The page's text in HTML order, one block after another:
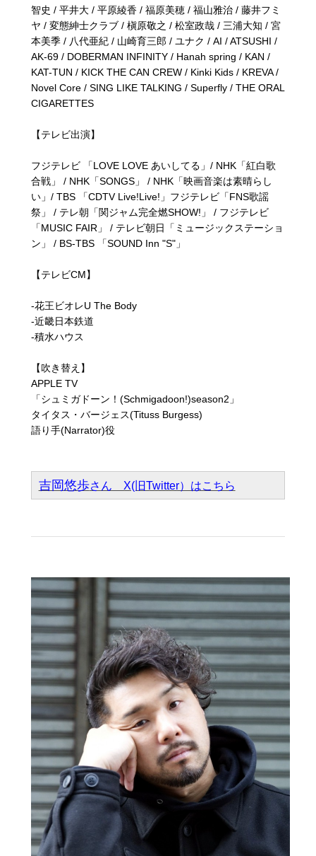
智史 / 平井大 / 平原綾香 / 福原美穂 / 福山雅治 / 藤井フミ
ヤ / 変態紳士クラブ / 槇原敬之 / 松室政哉 / 三浦大知 / 宮
本美季 / 八代亜紀 / 山崎育三郎 / ユナク / AI / ATSUSHI /
AK-69 / DOBERMAN INFINITY / Hanah spring / KAN /
KAT-TUN / KICK THE CAN CREW / Kinki Kids / KREVA /
Novel Core / SING LIKE TALKING / Superfly / THE ORAL
CIGARETTES
【テレビ出演】
フジテレビ 「LOVE LOVE あいしてる」/ NHK「紅白歌
合戦」 / NHK「SONGS」 / NHK「映画音楽は素晴らし
い」/ TBS 「CDTV Live!Live!」フジテレビ「FNS歌謡
祭」 / テレ朝「関ジャム完全燃SHOW!」 / フジテレビ
「MUSIC FAIR」 / テレビ朝日「ミュージックステーショ
ン」 / BS-TBS 「SOUND Inn "S"」
【テレビCM】
-花王ビオレU The Body
-近畿日本鉄道
-積水ハウス
【吹き替え】
APPLE TV
「シュミガドーン！(Schmigadoon!)season2」
タイタス・バージェス(Tituss Burgess)
語り手(Narrator)役
吉岡悠歩さん X(旧Twitter）はこちら